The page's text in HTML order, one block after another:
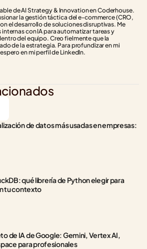
de AI Strategy & Innovation en Coderhouse.
la gestión táctica del e-commerce (CRO,
el desarrollo de soluciones disruptivas. Me
con IA para automatizar tareas y
del equipo. Creo fielmente que la
de la estrategia. Para profundizar en mi
en mi perfil de LinkedIn.
de datos más usadas en empresas:
qué librería de Python elegir para
tu contexto
de IA de Google: Gemini, Vertex AI,
para profesionales